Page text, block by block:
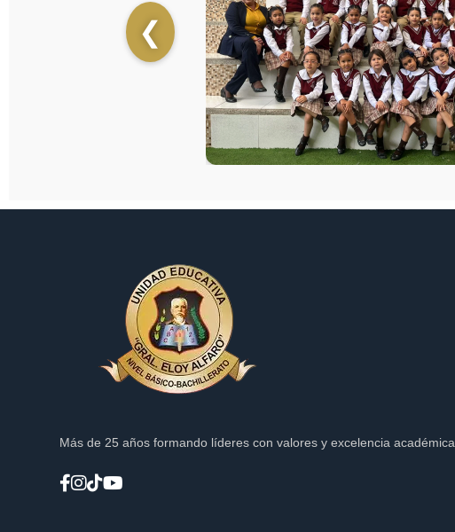
❮
Más de 25 años formando líderes con valores y excelencia académica.